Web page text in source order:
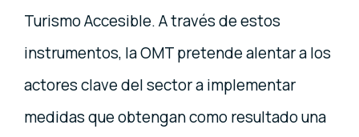
Turismo Accesible. A través de estos
instrumentos, la OMT pretende alentar a los
actores clave del sector a implementar
medidas que obtengan como resultado una